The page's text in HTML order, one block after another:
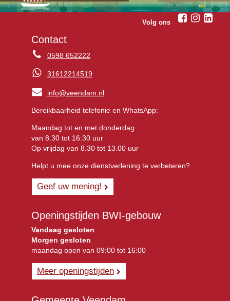
Volg ons
Contact
0598 652222
31612214519
info@veendam.nl
Bereikbaarheid telefonie en WhatsApp:
Maandag tot en met donderdag
van 8.30 tot 16:30 uur
Op vrijdag van 8.30 tot 13.00 uur
Helpt u mee onze dienstverlening te verbeteren?
Geef uw mening!
Openingstijden BWI-gebouw
Vandaag gesloten
Morgen gesloten
maandag open van 09:00 tot 16:00
Meer openingstijden